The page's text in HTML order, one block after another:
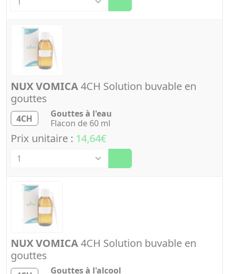
NUX VOMICA4CH Solution buvable en
gouttes
4CH
Gouttes à l'eau
Flacon de 60 ml
Prix unitaire : 14,64€
NUX VOMICA4CH Solution buvable en
gouttes
Gouttes à l'alcool